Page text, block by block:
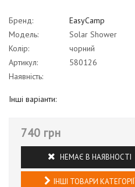
Бренд:
EasyCamp
Модель:
Solar Shower
Колір:
чорний
Артикул:
580126
Наявність:
Інші варіанти:
740 грн
НЕМАЄ В НАЯВНОСТІ
ІНШІ ТОВАРИ КАТЕГОРІЇ